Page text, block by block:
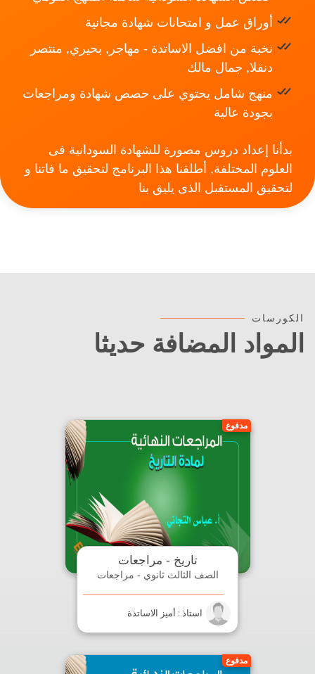
أوراق عمل و امتحانات شهادة مجانية
نخبة من افضل الاساتذة - مهاجر, بحيري, منتصر
دنقلا, جمال مالك
منهج شامل يحتوي على حصص شهادة ومراجعات
بجودة عالية
بدأنا إعداد دروس مصورة للشهادة السودانية فى
العلوم المختلفة, أطلقنا هذا البرنامج لتحقيق ما فاتنا و
لتحقيق المستقبل الذى يليق بنا
الكورسات
المواد المضافة حديثا
مدفوع
تاريخ - مراجعات
الصف الثالث ثانوي - مراجعات
استاذ : أميز الاساتذة
مدفوع